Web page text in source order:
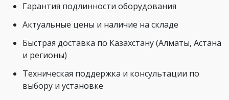
Гарантия подлинности оборудования
Актуальные цены и наличие на складе
Быстрая доставка по Казахстану (Алматы, Астана
и регионы)
Техническая поддержка и консультации по
выбору и установке